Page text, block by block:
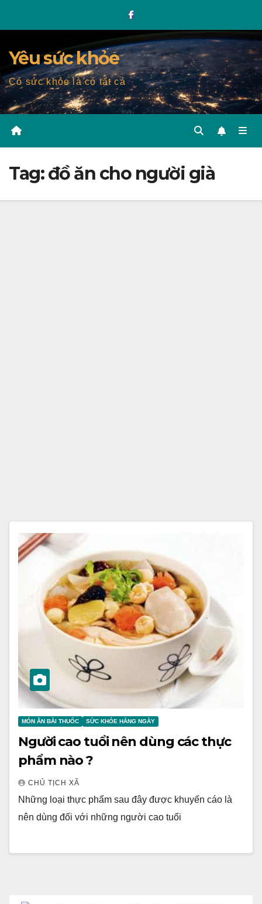
Yêu sức khỏe
Có sức khỏe là có tất cả
Tag:đồ ăn cho người già
MÓN ĂN BÀI THUỐC SỨC KHỎE HÀNG NGÀY
Người cao tuổi nên dùng các thực
phẩm nào ?
CHỦ TỊCH XÃ
Những loại thực phẩm sau đây được khuyến cáo là
nên dùng đối với những người cao tuổi